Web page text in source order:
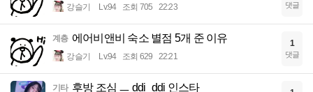
강슬기 Lv.94 조회 705 22:23 댓글
계층 에어비앤비 숙소 별점 5개 준 이유
강슬기 Lv.94 조회 629 22:21
1
댓글
기타 후방 조심 ㅡ ddi_ddi 인스타